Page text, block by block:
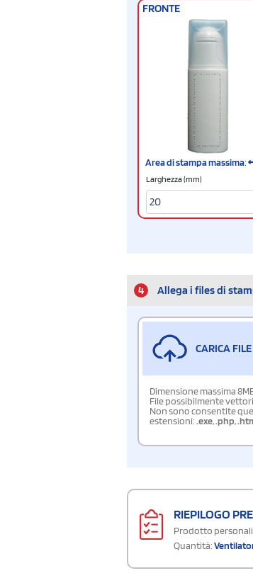
FRONTE
Area di stampa massima:
Larghezza (mm)
4 Allega i files di
CARICA FILE
Dimensione massima
File possibilmente
Non sono consentite
estensioni:.exe,.php,
RIEPILOGO
Prodotto
Quantità: